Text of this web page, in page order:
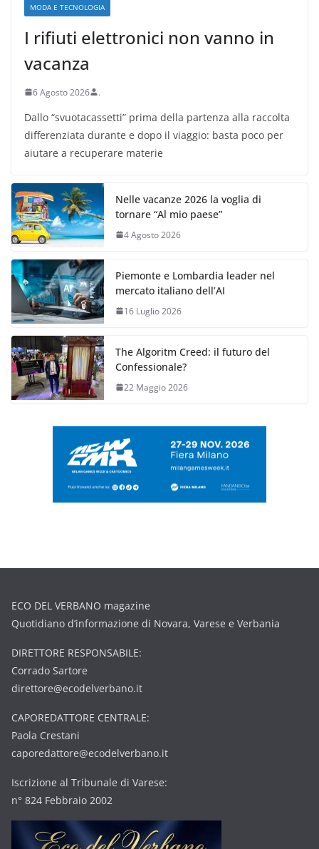
MODA E TECNOLOGIA
I rifiuti elettronici non vanno in
vacanza
6 Agosto 2026 .
Dallo “svuotacassetti” prima della partenza alla raccolta
differenziata durante e dopo il viaggio: basta poco per
aiutare a recuperare materie
Nelle vacanze 2026 la voglia di
tornare “Al mio paese”
4 Agosto 2026
Piemonte e Lombardia leader nel
mercato italiano dell’AI
16 Luglio 2026
The Algoritm Creed: il futuro del
Confessionale?
22 Maggio 2026
ECO DEL VERBANO magazine
Quotidiano d’informazione di Novara, Varese e Verbania
DIRETTORE RESPONSABILE:
Corrado Sartore
direttore@ecodelverbano.it
CAPOREDATTORE CENTRALE:
Paola Crestani
caporedattore@ecodelverbano.it
Iscrizione al Tribunale di Varese:
n° 824 Febbraio 2002